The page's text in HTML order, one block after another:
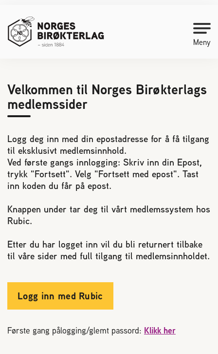
Meny
Kontakt oss
Bli medlem
Starte med birøkt
Medlemssider
Biene svermer
Om Norges Birøkterlag
Finn fylkes- og lokallag
Velkommen til Norges Birøkterlags
medlemssider
Logg deg inn med din epostadresse for å få tilgang
til eksklusivt medlemsinnhold.
Ved første gangs innlogging: Skriv inn din Epost,
trykk "Fortsett". Velg "Fortsett med epost". Tast
inn koden du får på epost.
Knappen under tar deg til vårt medlemssystem hos
Rubic.
Etter du har logget inn vil du bli returnert tilbake
til våre sider med full tilgang til medlemsinnholdet.
Logg inn med Rubic
Første gang pålogging/glemt passord: Klikk her